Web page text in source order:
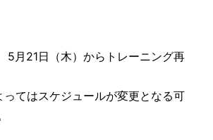
月21日（木）からトレーニング再
てはスケジュールが変更となる可